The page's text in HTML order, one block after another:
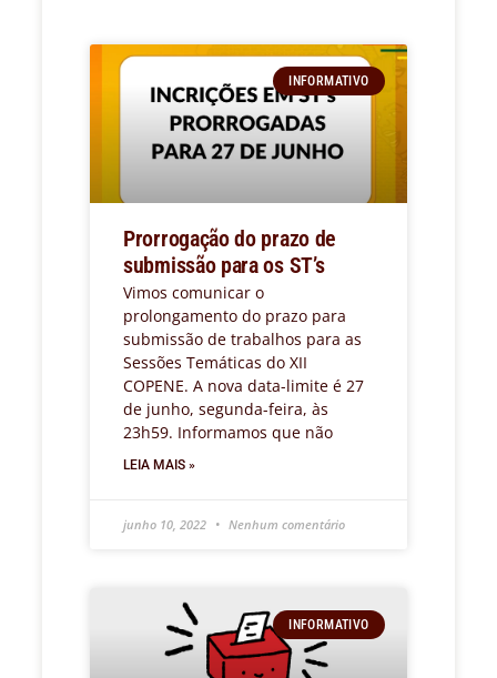
INFORMATIVO
Prorrogação do prazo de
submissão para os ST’s
Vimos comunicar o
prolongamento do prazo para
submissão de trabalhos para as
Sessões Temáticas do XII
COPENE. A nova data-limite é 27
de junho, segunda-feira, às
23h59. Informamos que não
LEIA MAIS »
junho 10, 2022 Nenhum comentário
INFORMATIVO